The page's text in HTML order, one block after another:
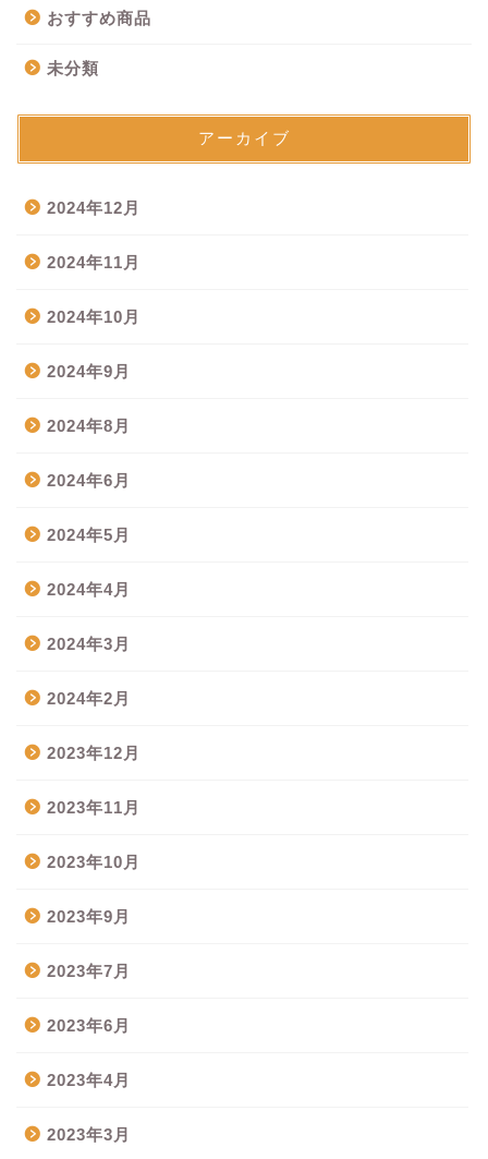
おすすめ商品
未分類
アーカイブ
2024年12月
2024年11月
2024年10月
2024年9月
2024年8月
2024年6月
2024年5月
2024年4月
2024年3月
2024年2月
2023年12月
2023年11月
2023年10月
2023年9月
2023年7月
2023年6月
2023年4月
2023年3月